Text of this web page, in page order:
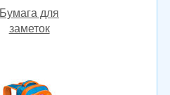
Бумага для
заметок